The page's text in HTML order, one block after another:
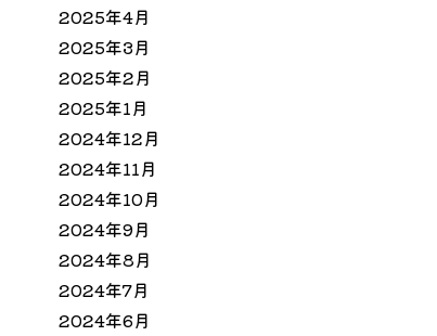
2025年4月
2025年3月
2025年2月
2025年1月
2024年12月
2024年11月
2024年10月
2024年9月
2024年8月
2024年7月
2024年6月